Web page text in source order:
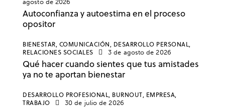
agosto de 2026
Autoconfianza y autoestima en el proceso
opositor
BIENESTAR, COMUNICACIÓN, DESARROLLO PERSONAL,
RELACIONES SOCIALES
3 de agosto de 2026
Qué hacer cuando sientes que tus amistades
ya no te aportan bienestar
DESARROLLO PROFESIONAL, BURNOUT, EMPRESA,
TRABAJO
30 de julio de 2026